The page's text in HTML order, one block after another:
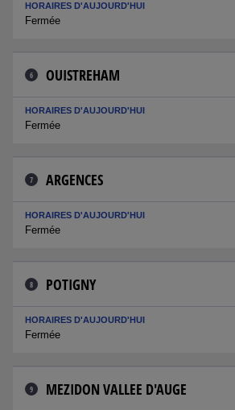
HORAIRES D'AUJOURD'HUI
Fermée
6 OUISTREHAM
HORAIRES D'AUJOURD'HUI
Fermée
7 ARGENCES
HORAIRES D'AUJOURD'HUI
Fermée
8 POTIGNY
HORAIRES D'AUJOURD'HUI
Fermée
9 MEZIDON VALLEE D'AUGE